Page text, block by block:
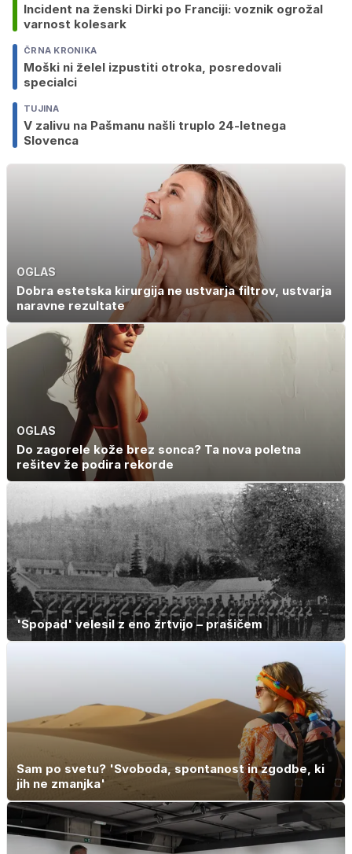
Incident na ženski Dirki po Franciji: voznik ogrožal
varnost kolesark
ČRNA KRONIKA
Moški ni želel izpustiti otroka, posredovali
specialci
TUJINA
V zalivu na Pašmanu našli truplo 24-letnega
Slovenca
OGLAS
Dobra estetska kirurgija ne ustvarja filtrov, ustvarja
naravne rezultate
OGLAS
Do zagorele kože brez sonca? Ta nova poletna
rešitev že podira rekorde
'Spopad' velesil z eno žrtvijo – prašičem
Sam po svetu? 'Svoboda, spontanost in zgodbe, ki
jih ne zmanjka'